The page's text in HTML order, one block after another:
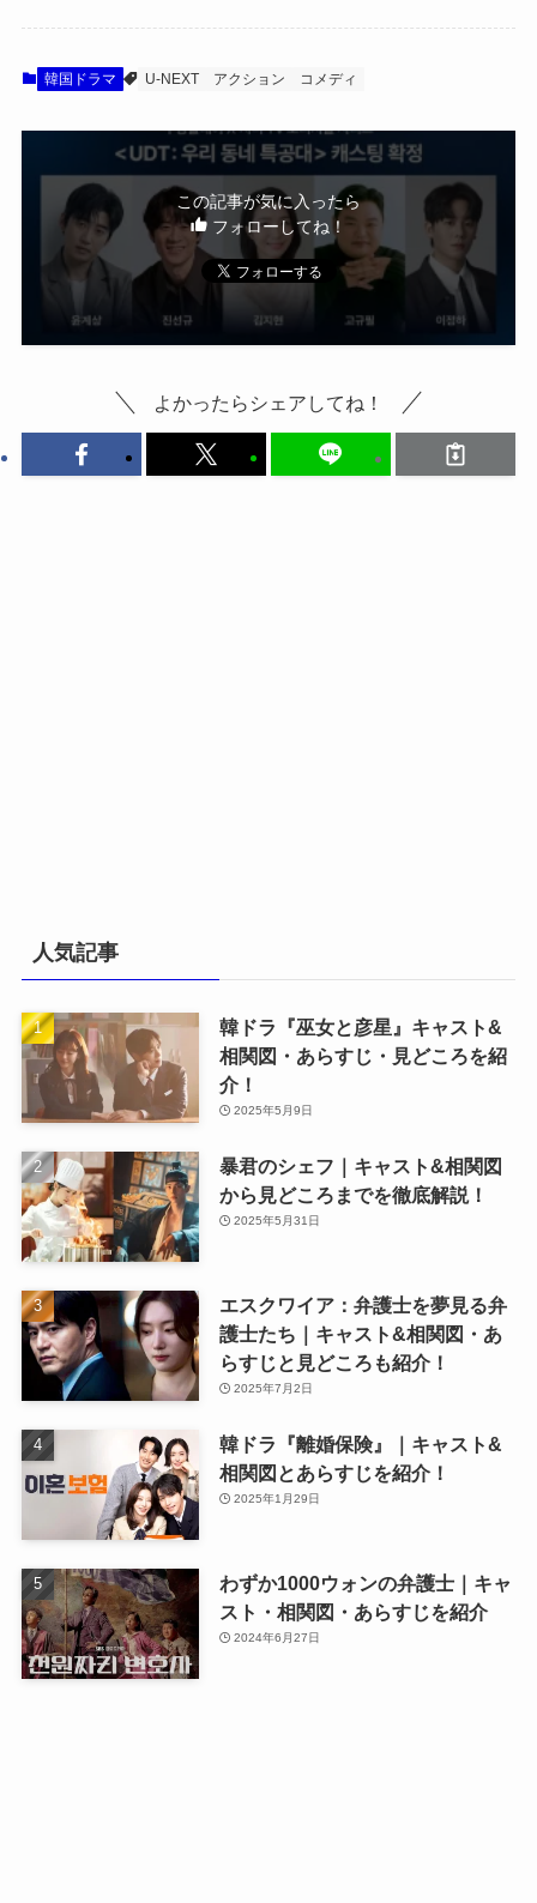
韓国ドラマ U-NEXT アクション コメディ
この記事が気に入ったら
フォローしてね！
よかったらシェアしてね！
人気記事
韓ドラ『巫女と彦星』キャスト&
相関図・あらすじ・見どころを紹
介！
2025年5月9日
暴君のシェフ｜キャスト&相関図
から見どころまでを徹底解説！
2025年5月31日
エスクワイア：弁護士を夢見る弁
護士たち｜キャスト&相関図・あ
らすじと見どころも紹介！
2025年7月2日
韓ドラ『離婚保険』｜キャスト&
相関図とあらすじを紹介！
2025年1月29日
わずか1000ウォンの弁護士｜キャ
スト・相関図・あらすじを紹介
2024年6月27日